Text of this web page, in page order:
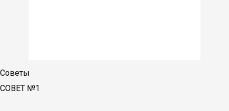
Советы
СОВЕТ №1